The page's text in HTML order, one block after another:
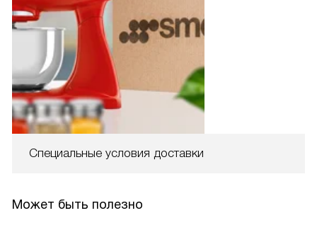
Специальные условия доставки
Может быть полезно